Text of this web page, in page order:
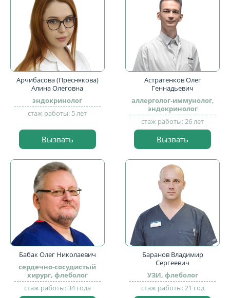
Арчибасова (Преснякова)
Алина Олеговна
эндокринолог
стаж работы: 5 лет
Вызвать
Астратенков Олег
Геннадьевич
аллерголог-иммунолог,
эндокринолог
стаж работы: 26 лет
Вызвать
Бабак Олег Николаевич
сердечно-сосудистый
хирург, флеболог
стаж работы: 34 года
Баранов Владимир
Сергеевич
УЗИ, флеболог
стаж работы: 21 год